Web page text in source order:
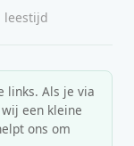
leestijd
links. Als je via
een kleine
ons om